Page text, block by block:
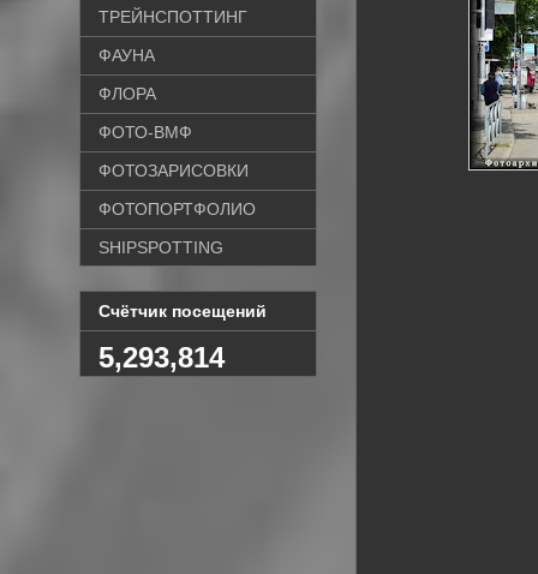
ТРЕЙНСПОТТИНГ
ФАУНА
ФЛОРА
ФОТО-ВМФ
ФОТОЗАРИСОВКИ
ФОТОПОРТФОЛИО
SHIPSPOTTING
Счётчик посещений
5,293,814